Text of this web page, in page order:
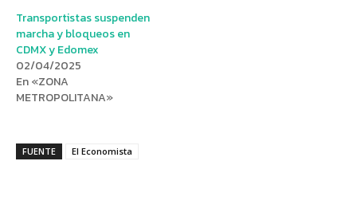
Transportistas suspenden
marcha y bloqueos en
CDMX y Edomex
02/04/2025
En «ZONA
METROPOLITANA»
FUENTE El Economista